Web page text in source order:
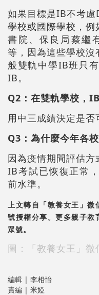
如果目標是IB不考慮
學校或國際學校，例
書院、保良局蔡繼
等，因為這些學校
般雙軌中學IB班只
IB。
Q2：在雙軌學校，
用中三成績決定是否
Q3：為什麼今年各
因為疫情期間評估
IB考試已恢復正常
前水準。
上文轉自「教養女王」
號授權分享。更多親子教
眾號。
圖： 「教養女王」
編輯 | 李相怡
責編 | 米婭